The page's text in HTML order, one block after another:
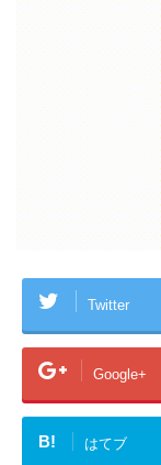
Twitter
Google+
B! はてブ